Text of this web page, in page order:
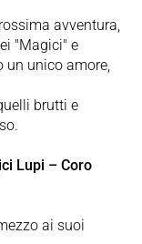
avventura,
"Magici" e
un unico amore,
brutti e
Lupi – Coro
ai suoi